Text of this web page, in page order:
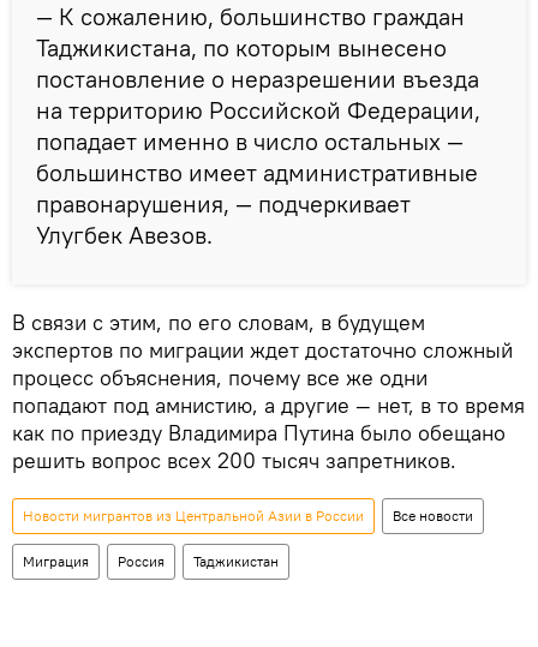
— К сожалению, большинство граждан
Таджикистана, по которым вынесено
постановление о неразрешении въезда
на территорию Российской Федерации,
попадает именно в число остальных —
большинство имеет административные
правонарушения, — подчеркивает
Улугбек Авезов.
В связи с этим, по его словам, в будущем
экспертов по миграции ждет достаточно сложный
процесс объяснения, почему все же одни
попадают под амнистию, а другие — нет, в то время
как по приезду Владимира Путина было обещано
решить вопрос всех 200 тысяч запретников.
Новости мигрантов из Центральной Азии в России Все новости
Миграция Россия Таджикистан